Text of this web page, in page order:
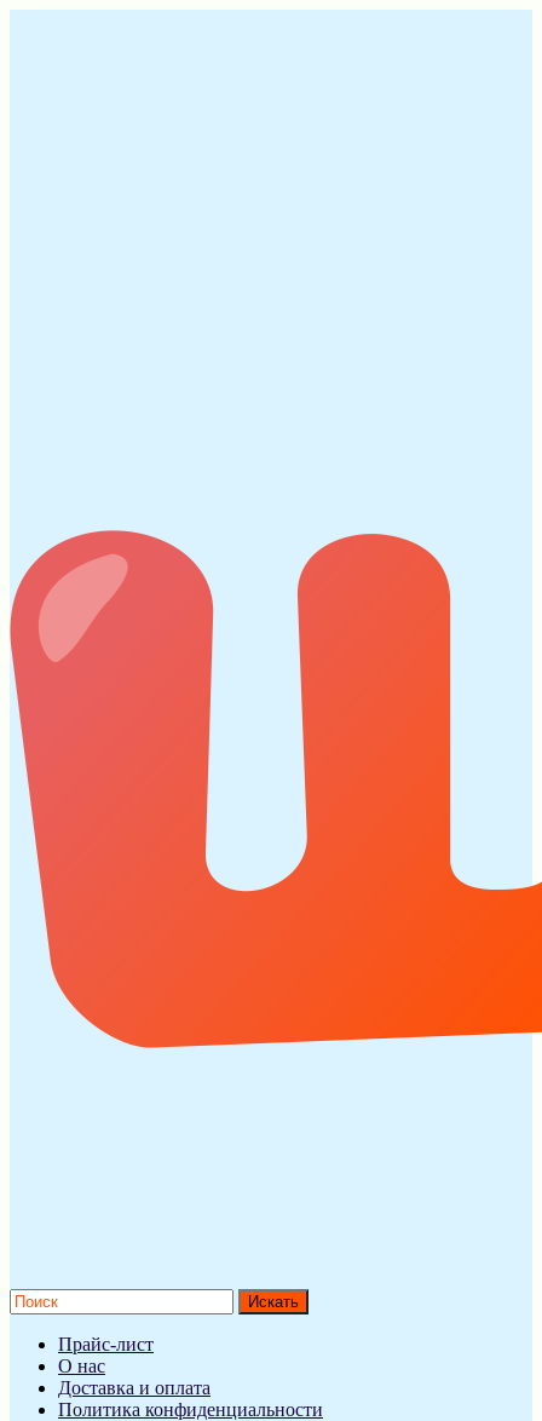
Прайс-лист
О нас
Доставка и оплата
Политика конфиденциальности